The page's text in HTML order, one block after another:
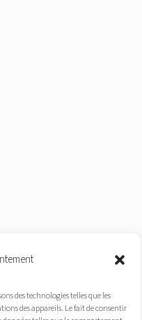
des technologies telles que les
des appareils. Le fait de consentir